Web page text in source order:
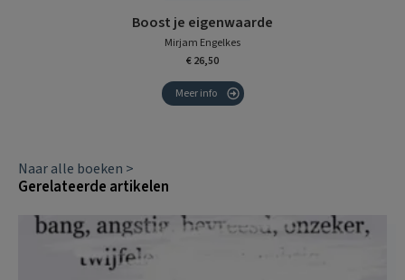
Boost je eigenwaarde
Mirjam Engelkes
€ 26,50
Meer info
Naar alle boeken >
Gerelateerde artikelen